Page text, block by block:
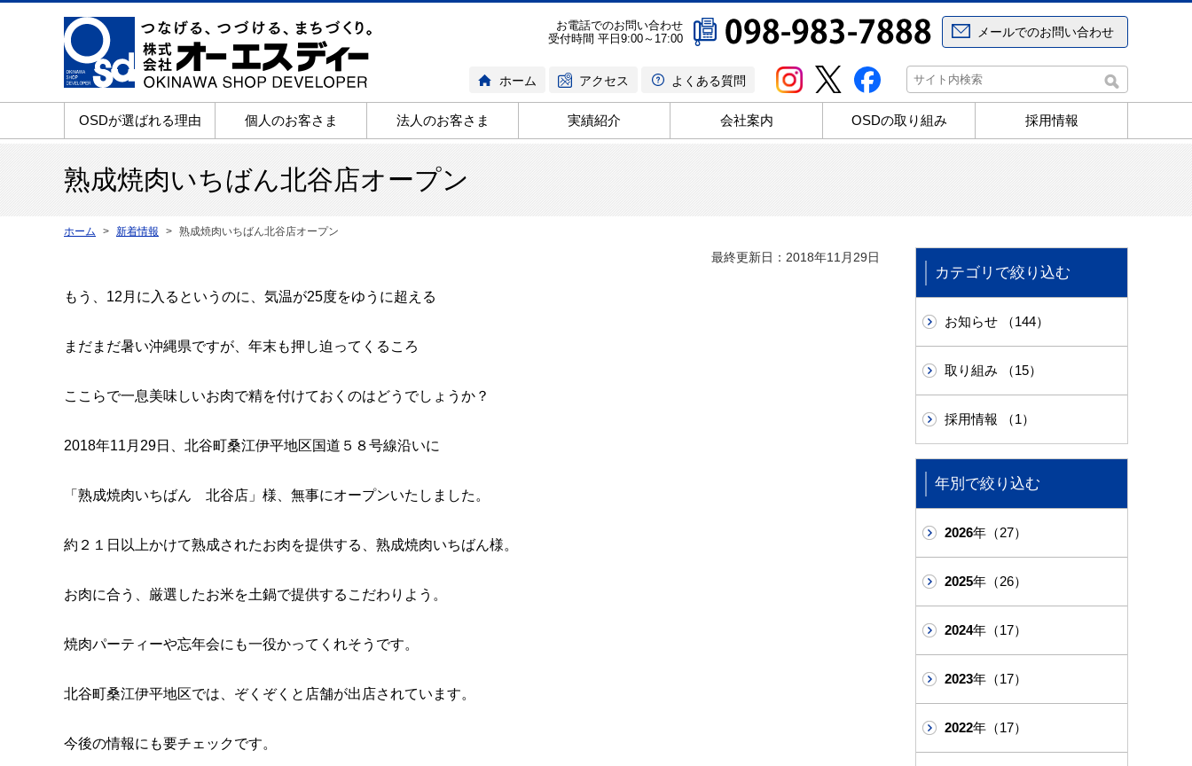
お電話でのお問い合わせ
受付時間 平日9:00～17:00
メールでのお問い合わせ
ホーム アクセス よくある質問
OSDが選ばれる理由 個人のお客さま 法人のお客さま 実績紹介 会社案内 OSDの取り組み 採用情報
熟成焼肉いちばん北谷店オープン
ホーム 新着情報 熟成焼肉いちばん北谷店オープン
最終更新日：2018年11月29日
もう、12月に入るというのに、気温が25度をゆうに超える
まだまだ暑い沖縄県ですが、年末も押し迫ってくるころ
ここらで一息美味しいお肉で精を付けておくのはどうでしょうか？
2018年11月29日、北谷町桑江伊平地区国道５８号線沿いに
「熟成焼肉いちばん 北谷店」様、無事にオープンいたしました。
約２１日以上かけて熟成されたお肉を提供する、熟成焼肉いちばん様。
お肉に合う、厳選したお米を土鍋で提供するこだわりよう。
焼肉パーティーや忘年会にも一役かってくれそうです。
北谷町桑江伊平地区では、ぞくぞくと店舗が出店されています。
今後の情報にも要チェックです。
カテゴリで絞り込む
お知らせ （144）
取り組み （15）
採用情報 （1）
年別で絞り込む
2026年（27）
2025年（26）
2024年（17）
2023年（17）
2022年（17）